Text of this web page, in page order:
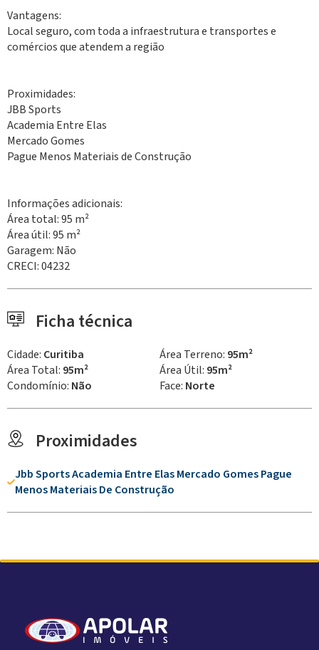
Vantagens:
Local seguro, com toda a infraestrutura e transportes e
comércios que atendem a região
Proximidades:
JBB Sports
Academia Entre Elas
Mercado Gomes
Pague Menos Materiais de Construção
Informações adicionais:
Área total: 95 m²
Área útil: 95 m²
Garagem: Não
CRECI: 04232
Ficha técnica
Cidade: Curitiba Área Terreno: 95m²
Área Total: 95m² Área Útil: 95m²
Condomínio: Não Face: Norte
Proximidades
Jbb Sports Academia Entre Elas Mercado Gomes Pague
Menos Materiais De Construção